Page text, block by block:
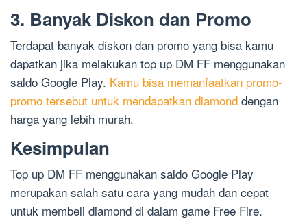
3. Banyak Diskon dan Promo
Terdapat banyak diskon dan promo yang bisa kamu
dapatkan jika melakukan top up DM FF menggunakan
saldo Google Play. Kamu bisa memanfaatkan promo-
promo tersebut untuk mendapatkan diamond dengan
harga yang lebih murah.
Kesimpulan
Top up DM FF menggunakan saldo Google Play
merupakan salah satu cara yang mudah dan cepat
untuk membeli diamond di dalam game Free Fire.